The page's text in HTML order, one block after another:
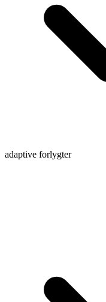
adaptive forlygter